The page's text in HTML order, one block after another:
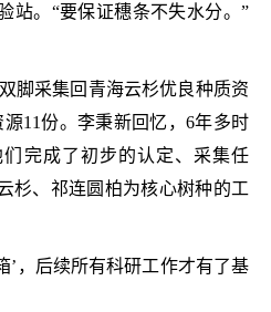
站。“要保证穗条不失水分。”
脚采集回青海云杉优良种质资
11份。李秉新回忆，6年多时
完成了初步的认定、采集任
杉、祁连圆柏为核心树种的工
’，后续所有科研工作才有了基